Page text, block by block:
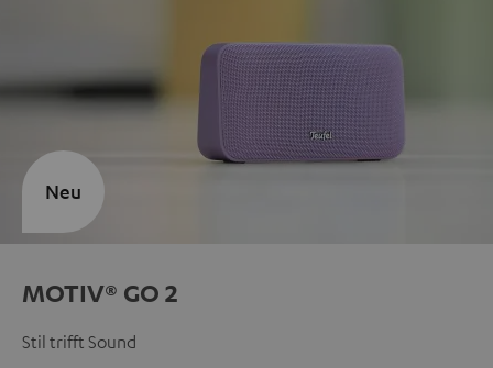
MOTIV® GO 2
Stil trifft Sound
Neu